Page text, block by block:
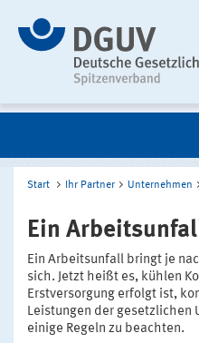
Start Ihr Partner Unternehmen
Ein
Ein Arbeitsunfall bringt je
sich. Jetzt heißt es, kühlen
Erstversorgung erfolgt ist,
Leistungen der gesetzlichen
einige Regeln zu beachten.